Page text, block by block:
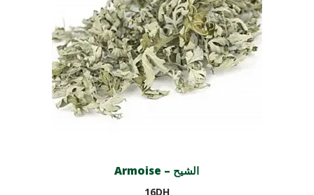
Armoise – الشيح
16DH